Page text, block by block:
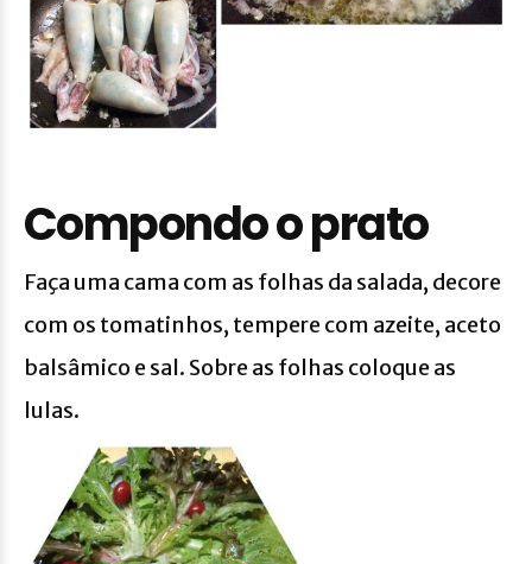
Compondo o prato
Faça uma cama com as folhas da salada, decore
com os tomatinhos, tempere com azeite, aceto
balsâmico e sal. Sobre as folhas coloque as
lulas.